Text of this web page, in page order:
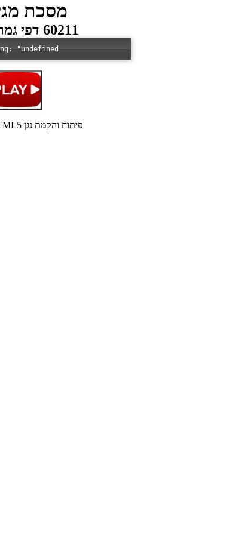
מסכת
60211 דפי גמרא נשמעו באתר!
"undefined"
פיתוח והקמת נגן HTML5: